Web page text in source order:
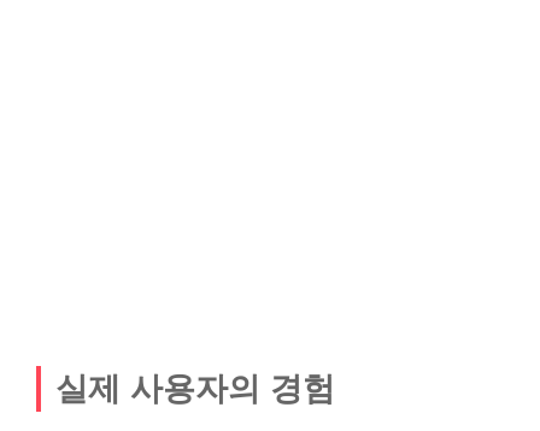
실제 사용자의 경험